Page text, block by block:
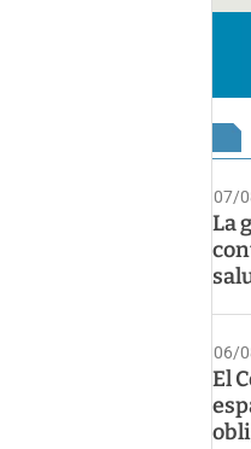
07/
La
06/
El